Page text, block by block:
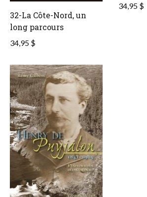
32-La Côte-Nord, un
long parcours
34,95 $
34,95 $